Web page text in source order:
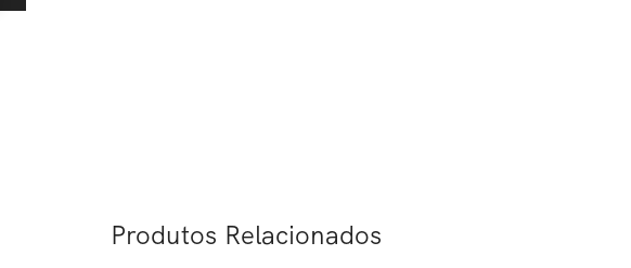
Produtos Relacionados